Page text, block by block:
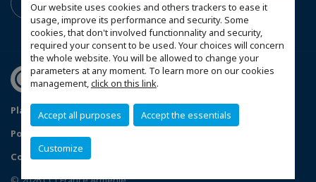
Our website uses cookies and others trackers to ease it
usage, improve its performance and security. Some
cookies, that don't involved functionnality and security,
required your consent to be used. Your choices will concern
the whole website. You will be allowed to change your
parameters at any moment. To learn more on our cookies
management,click on this link.
Accept all purposes Accept the essentials
Customize
Plan du site
Mentions Légales
Politique de Confidentialité
Configurer vos préférences cookies